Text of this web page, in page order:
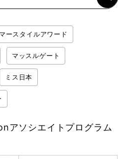
ースタイルアワード
マッスルゲート
ミス日本
アソシエイトプログラム